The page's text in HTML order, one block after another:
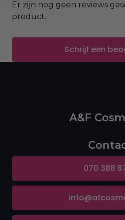
Diepe hydratatie met
Geschikt voor dagelijks
Er zijn nog geen reviews
product.
Schrijf een
A&F
070 388